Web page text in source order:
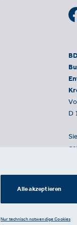
D
Alle akzeptieren
Nur technisch notwendige Cookies